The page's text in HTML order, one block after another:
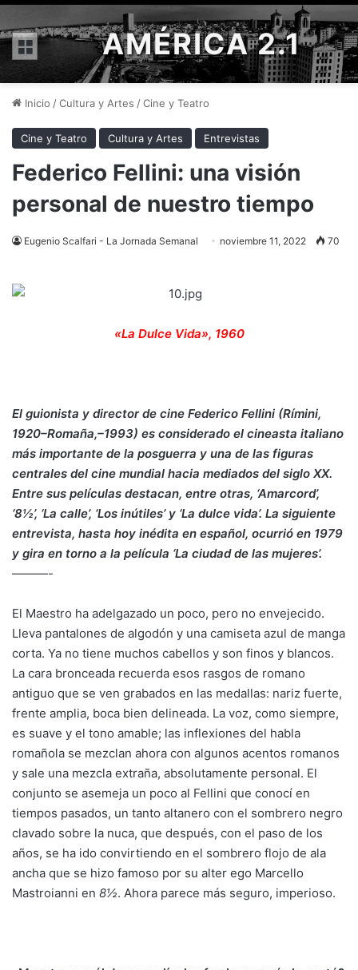
Menú AMÉRICA 2.1
Inicio /Cultura y Artes /Cine y Teatro
Cine y Teatro Cultura y Artes Entrevistas
Federico Fellini: una visión
personal de nuestro tiempo
Eugenio Scalfari - La Jornada Semanal noviembre 11, 2022 70
«La Dulce Vida», 1960
El guionista y director de cine Federico Fellini (Rímini,
1920–Romaña,–1993) es considerado el cineasta italiano
más importante de la posguerra y una de las figuras
centrales del cine mundial hacia mediados del siglo XX.
Entre sus películas destacan, entre otras, ‘Amarcord’,
‘8½’, ‘La calle’, ‘Los inútiles’ y ‘La dulce vida’. La siguiente
entrevista, hasta hoy inédita en español, ocurrió en 1979
y gira en torno a la película ‘La ciudad de las mujeres’.
———-
El Maestro ha adelgazado un poco, pero no envejecido.
Lleva pantalones de algodón y una camiseta azul de manga
corta. Ya no tiene muchos cabellos y son finos y blancos.
La cara bronceada recuerda esos rasgos de romano
antiguo que se ven grabados en las medallas: nariz fuerte,
frente amplia, boca bien delineada. La voz, como siempre,
es suave y el tono amable; las inflexiones del habla
romañola se mezclan ahora con algunos acentos romanos
y sale una mezcla extraña, absolutamente personal. El
conjunto se asemeja un poco al Fellini que conocí en
tiempos pasados, un tanto altanero con el sombrero negro
clavado sobre la nuca, que después, con el paso de los
años, se ha ido convirtiendo en el sombrero flojo de ala
ancha que se hizo famoso por su alter ego Marcello
Mastroianni en 8½. Ahora parece más seguro, imperioso.